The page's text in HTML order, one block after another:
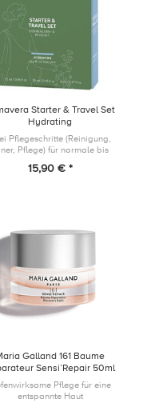
Starter & Travel Set
Hydrating
Pflegeschritte (Reinigung,
Pflege) für normale bis
oder für den Kurztrip
15,90 € *
Galland 161 Baume
Sensi’Repair 50ml
Pflege für eine
entspannte Haut